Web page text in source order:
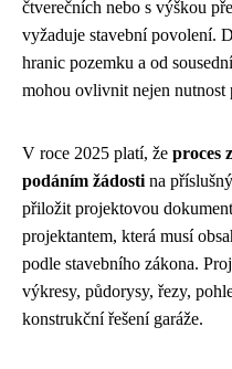
čtverečních nebo s výškou
vyžaduje stavební povolení.
hranic pozemku a od
mohou ovlivnit nejen nutnost
V roce 2025 platí, že proces
podáním žádosti na
přiložit projektovou
projektantem, která musí
podle stavebního zákona.
výkresy, půdorysy, řezy,
konstrukční řešení garáže.